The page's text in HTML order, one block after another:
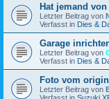
Hat jemand
Letzter Beitrag von
Verfasst in Dies &
Garage
Letzter Beitrag von
Verfasst in Dies &
Foto vom
Letzter Beitrag von
Verfasst in Suzuki